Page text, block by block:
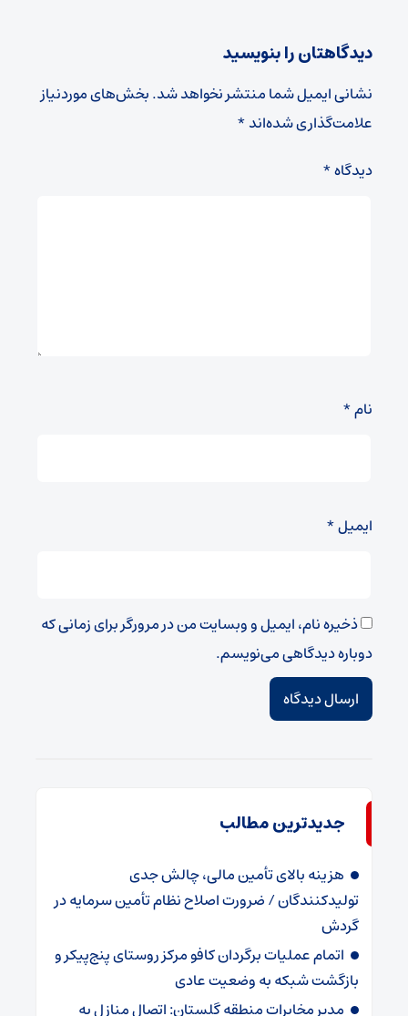
دیدگاهتان را بنویسید
نشانی ایمیل شما منتشر نخواهد شد.بخش‌های موردنیاز
علامت‌گذاری شده‌اند*
دیدگاه*
نام*
ایمیل*
ذخیره نام، ایمیل و وبسایت من در مرورگر برای زمانی که
دوباره دیدگاهی می‌نویسم.
جدیدترین مطالب
هزینه بالای تأمین مالی، چالش جدی
تولیدکنندگان / ضرورت اصلاح نظام تأمین سرمایه در
گردش
اتمام عملیات برگردان کافو مرکز روستای پنج‌پیکر و
بازگشت شبکه به وضعیت عادی
مدیر مخابرات منطقه گلستان: اتصال منازل به